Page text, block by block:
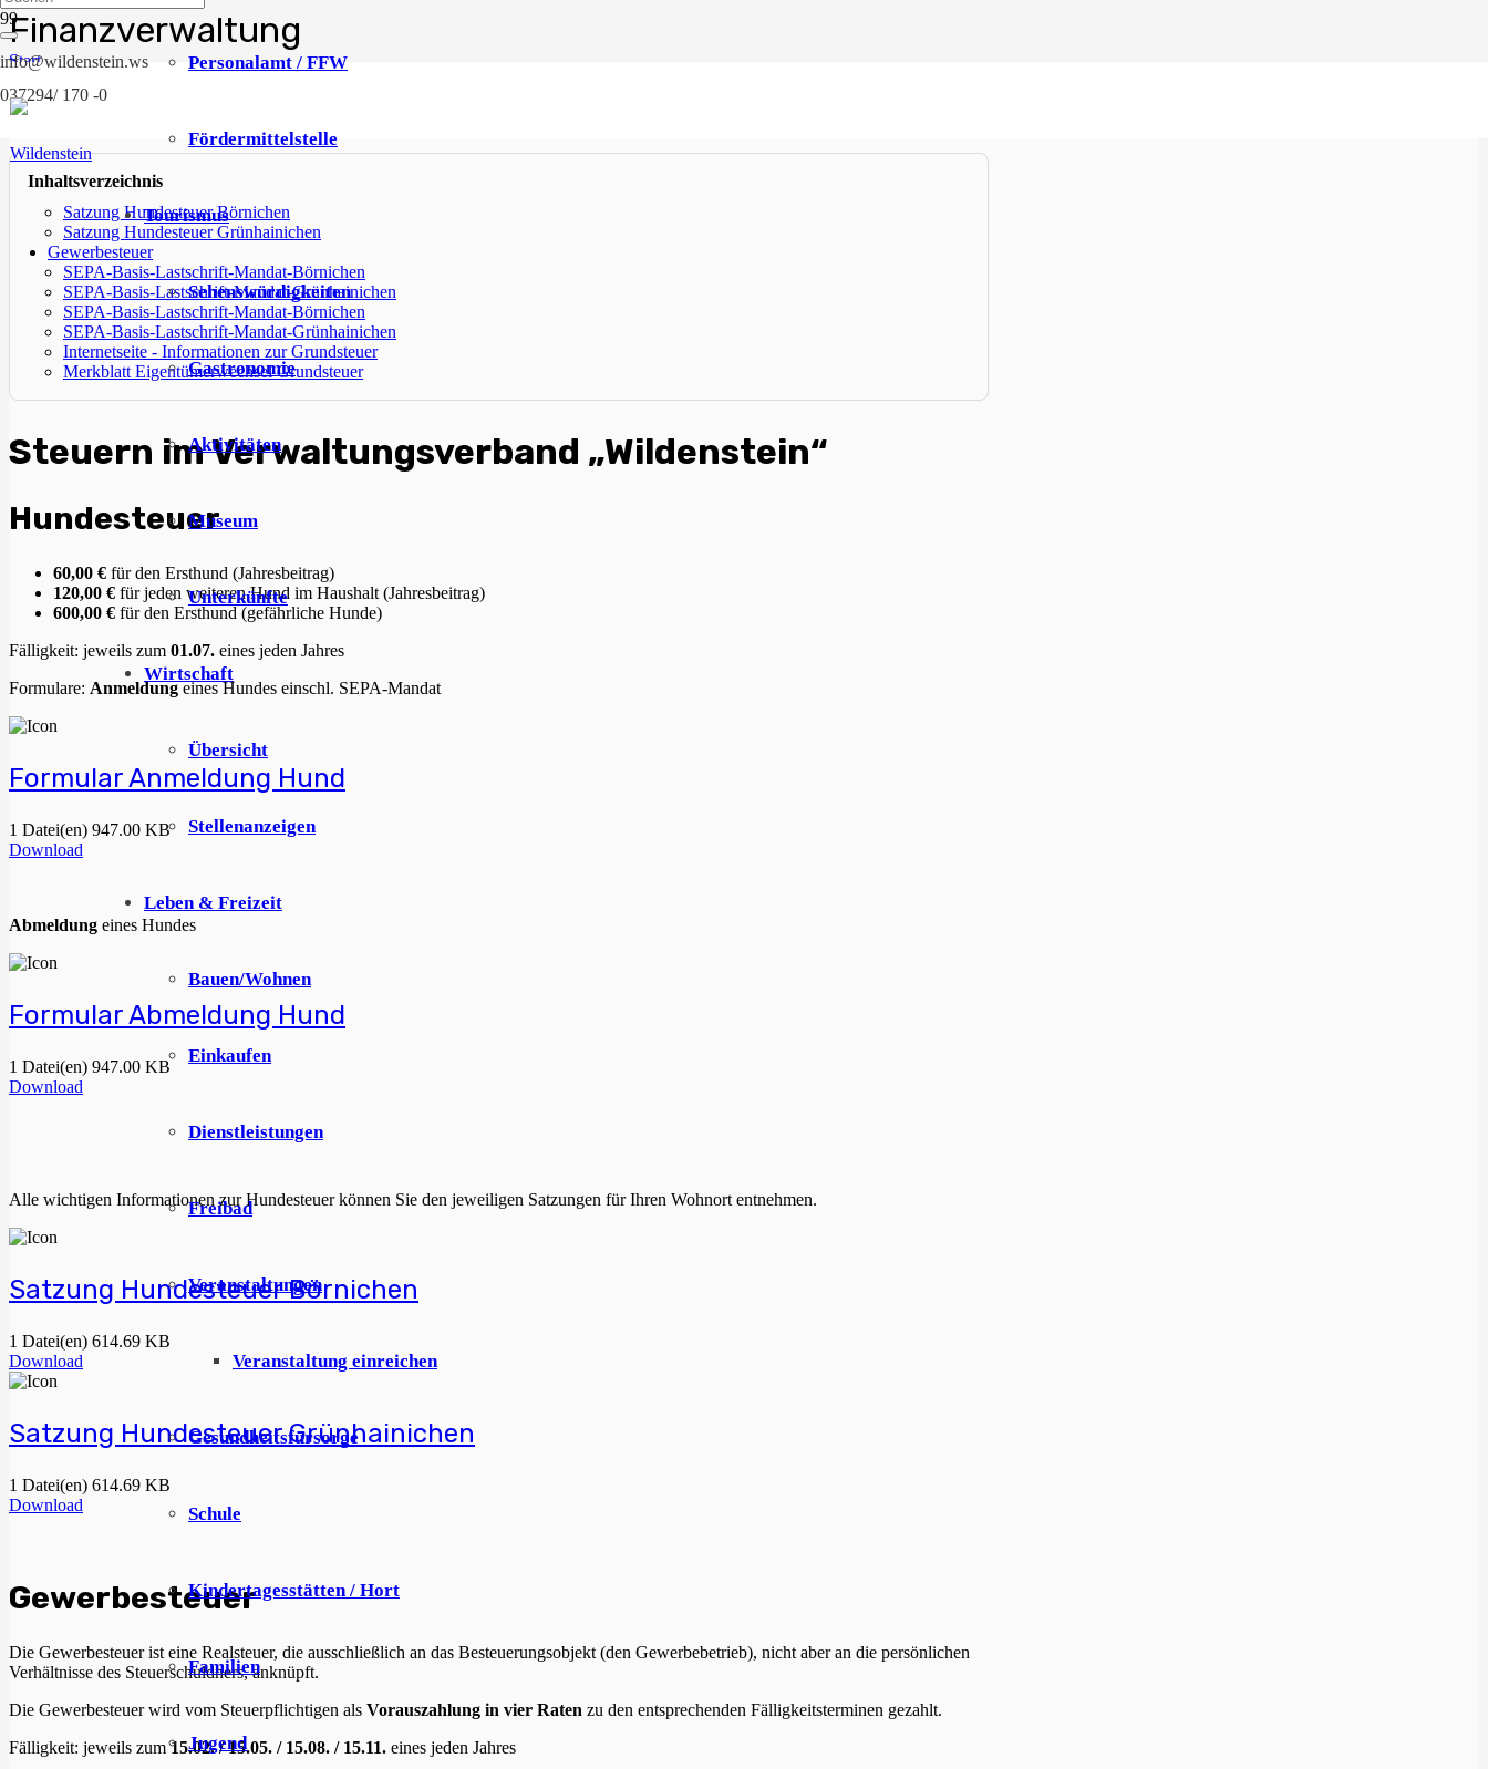
info@wildenstein.ws
037294/ 170 -0
Personalamt / FFW
Fördermittelstelle
Tourismus
Sehenswürdigkeiten
Gastronomie
Aktivitäten
Museum
Unterkünfte
Wirtschaft
Übersicht
Stellenanzeigen
Leben & Freizeit
Bauen/Wohnen
Einkaufen
Dienstleistungen
Freibad
Veranstaltungen
Veranstaltung einreichen
Gesundheitsfürsorge
Schule
Kindertagesstätten / Hort
Familien
Jugend
Finanzverwaltung
Start
Letzte Änderung
Inhaltsverzeichnis
Satzung Hundesteuer Börnichen
Satzung Hundesteuer Grünhainichen
Gewerbesteuer
SEPA-Basis-Lastschrift-Mandat-Börnichen
SEPA-Basis-Lastschrift-Mandat-Grünhainichen
SEPA-Basis-Lastschrift-Mandat-Börnichen
SEPA-Basis-Lastschrift-Mandat-Grünhainichen
Internetseite - Informationen zur Grundsteuer
Merkblatt Eigentümerwechsel Grundsteuer
Steuern im Verwaltungsverband „Wildenstein“
Hundesteuer
60,00 € für den Ersthund (Jahresbeitrag)
120,00 € für jeden weiteren Hund im Haushalt (Jahresbeitrag)
600,00 € für den Ersthund (gefährliche Hunde)
Fälligkeit: jeweils zum 01.07. eines jeden Jahres
Formulare: Anmeldungeines Hundes einschl. SEPA-Mandat
Formular Anmeldung Hund
1 Datei(en) 947.00 KB
Download
Abmeldung eines Hundes
Formular Abmeldung Hund
1 Datei(en) 947.00 KB
Download
Alle wichtigen Informationen zur Hundesteuer können Sie den jeweiligen Satzungen für Ihren Wohnort entnehmen.
Satzung Hundesteuer Börnichen
1 Datei(en) 614.69 KB
Download
Satzung Hundesteuer Grünhainichen
1 Datei(en) 614.69 KB
Download
Gewerbesteuer
Die Gewerbesteuer ist eine Realsteuer, die ausschließlich an das Besteuerungsobjekt (den Gewerbebetrieb), nicht aber an die persönlichen
Verhältnisse des Steuerschuldners, anknüpft.
Die Gewerbesteuer wird vom Steuerpflichtigen als Vorauszahlung in vier Raten zu den entsprechenden Fälligkeitsterminen gezahlt.
Fälligkeit: jeweils zum15.02. / 15.05. / 15.08. / 15.11. eines jeden Jahres